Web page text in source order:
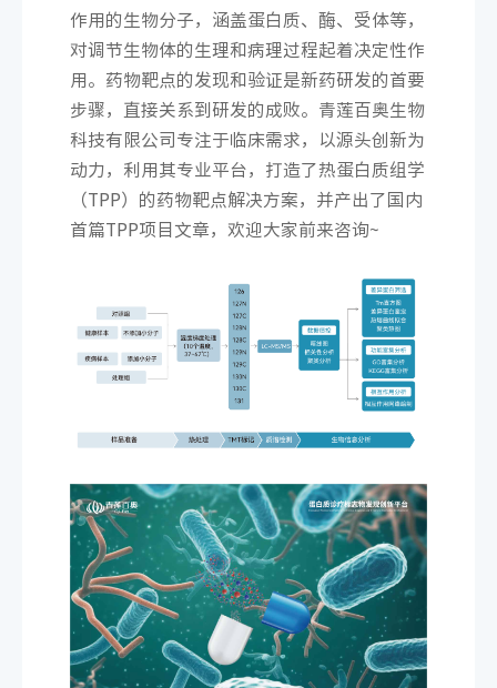
作用的生物分子，涵盖蛋白质、酶、受体等，
对调节生物体的生理和病理过程起着决定性作
用。药物靶点的发现和验证是新药研发的首要
步骤，直接关系到研发的成败。青莲百奥生物
科技有限公司专注于临床需求，以源头创新为
动力，利用其专业平台，打造了热蛋白质组学
（TPP）的药物靶点解决方案，并产出了国内
首篇TPP项目文章，欢迎大家前来咨询~